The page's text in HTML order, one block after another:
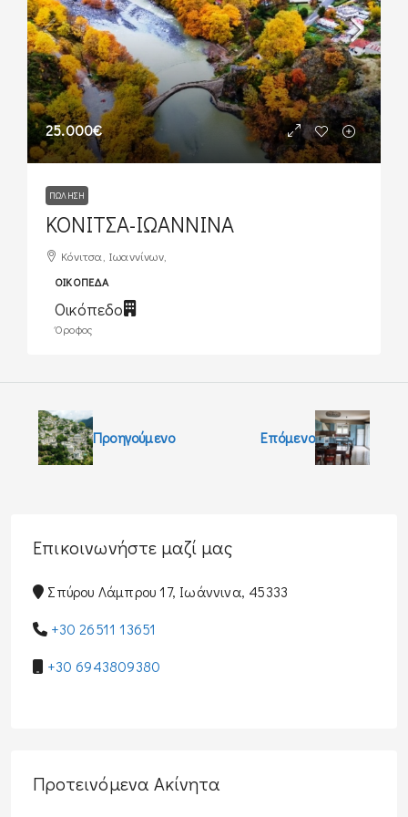
25.000€
ΠΏΛΗΣΗ
ΚΟΝΙΤΣΑ-ΙΩΑΝΝΙΝΑ
Κόνιτσα, Ιωαννίνων,
ΟΙΚΌΠΕΔΑ
Οικόπεδο
Όροφος
Προηγούμενο Επόμενο
Επικοινωνήστε μαζί μας
Σπύρου Λάμπρου 17, Ιωάννινα, 45333
+30 26511 13651
+30 6943809380
Προτεινόμενα Ακίνητα